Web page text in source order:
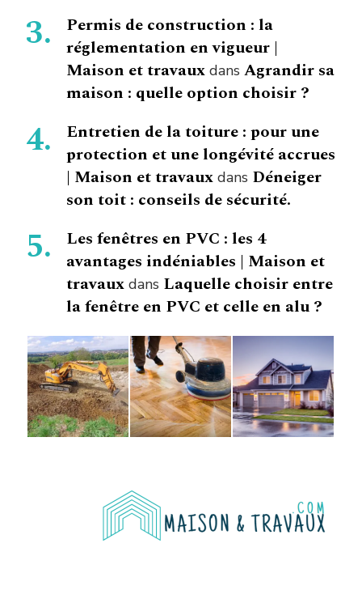
Permis de construction : la
réglementation en vigueur |
Maison et travaux dans Agrandir sa
maison : quelle option choisir ?
Entretien de la toiture : pour une
protection et une longévité accrues
| Maison et travaux dans Déneiger
son toit : conseils de sécurité.
Les fenêtres en PVC : les 4
avantages indéniables | Maison et
travaux dans Laquelle choisir entre
la fenêtre en PVC et celle en alu ?